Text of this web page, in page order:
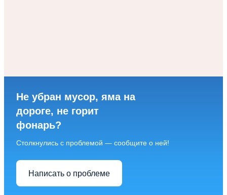
Не убран мусор, яма на
дороге, не горит
фонарь?
Столкнулись с проблемой — сообщите о ней!
Написать о проблеме